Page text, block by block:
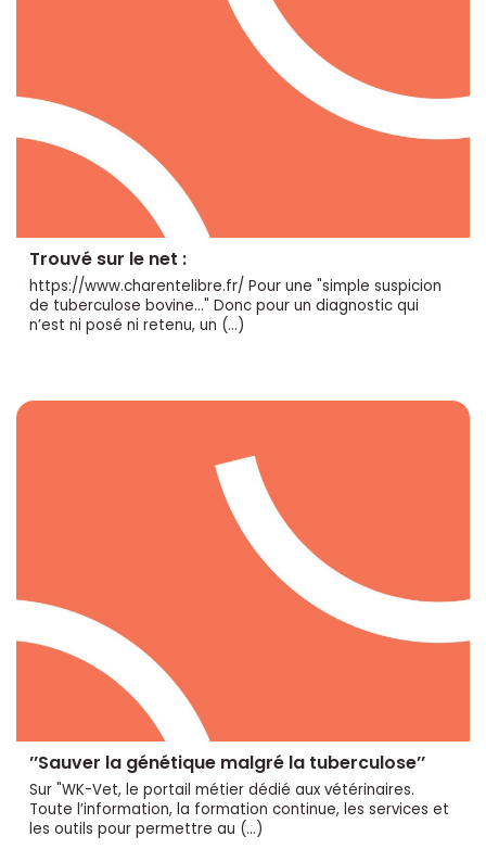
Trouvé sur le net :
https://www.charentelibre.fr/ Pour une "simple suspicion
de tuberculose bovine..." Donc pour un diagnostic qui
n’est ni posé ni retenu, un (…)
’’Sauver la génétique malgré la tuberculose’’
Sur "WK-Vet, le portail métier dédié aux vétérinaires.
Toute l’information, la formation continue, les services et
les outils pour permettre au (…)